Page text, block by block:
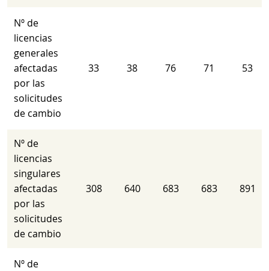
Nº de
licencias
generales
afectadas
por las
solicitudes
de cambio
33 38 76 71 53
Nº de
licencias
singulares
afectadas
por las
solicitudes
de cambio
308 640 683 683 891
Nº de